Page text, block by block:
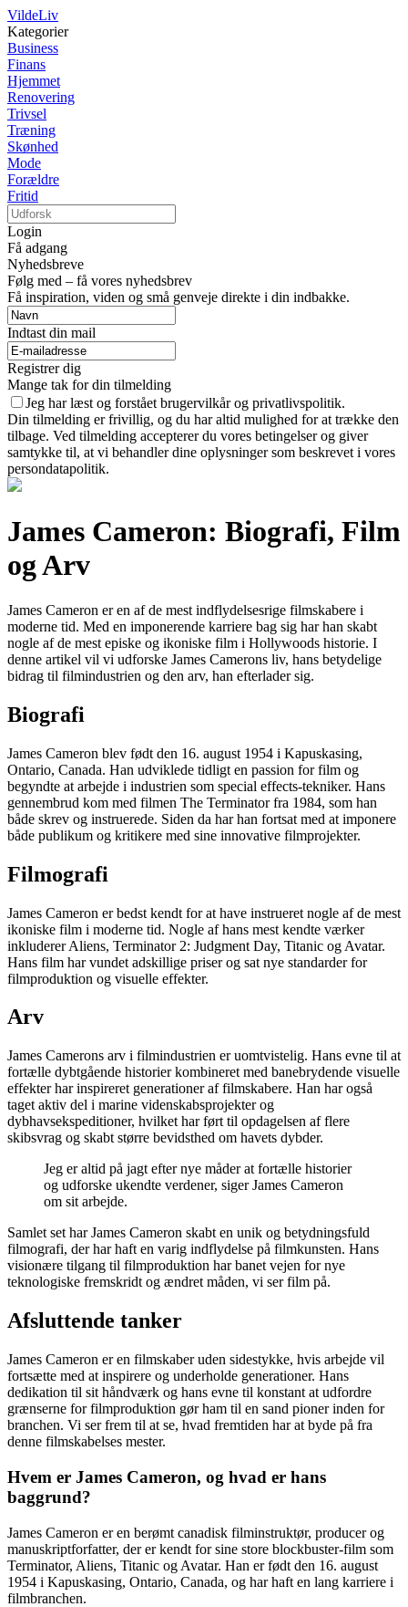
VildeLiv
Kategorier
Business
Finans
Hjemmet
Renovering
Trivsel
Træning
Skønhed
Mode
Forældre
Fritid
Login
Få adgang
Nyhedsbreve
Følg med – få vores nyhedsbrev
Få inspiration, viden og små genveje direkte i din indbakke.
Indtast din mail
Registrer dig
Mange tak for din tilmelding
Jeg har læst og forstået brugervilkår og privatlivspolitik.
Din tilmelding er frivillig, og du har altid mulighed for at trække den
tilbage. Ved tilmelding accepterer du vores betingelser og giver
samtykke til, at vi behandler dine oplysninger som beskrevet i vores
persondatapolitik.
James Cameron: Biografi, Film
og Arv
James Cameron er en af de mest indflydelsesrige filmskabere i
moderne tid. Med en imponerende karriere bag sig har han skabt
nogle af de mest episke og ikoniske film i Hollywoods historie. I
denne artikel vil vi udforske James Camerons liv, hans betydelige
bidrag til filmindustrien og den arv, han efterlader sig.
Biografi
James Cameron blev født den 16. august 1954 i Kapuskasing,
Ontario, Canada. Han udviklede tidligt en passion for film og
begyndte at arbejde i industrien som special effects-tekniker. Hans
gennembrud kom med filmen The Terminator fra 1984, som han
både skrev og instruerede. Siden da har han fortsat med at imponere
både publikum og kritikere med sine innovative filmprojekter.
Filmografi
James Cameron er bedst kendt for at have instrueret nogle af de mest
ikoniske film i moderne tid. Nogle af hans mest kendte værker
inkluderer Aliens, Terminator 2: Judgment Day, Titanic og Avatar.
Hans film har vundet adskillige priser og sat nye standarder for
filmproduktion og visuelle effekter.
Arv
James Camerons arv i filmindustrien er uomtvistelig. Hans evne til at
fortælle dybtgående historier kombineret med banebrydende visuelle
effekter har inspireret generationer af filmskabere. Han har også
taget aktiv del i marine videnskabsprojekter og
dybhavsekspeditioner, hvilket har ført til opdagelsen af flere
skibsvrag og skabt større bevidsthed om havets dybder.
Jeg er altid på jagt efter nye måder at fortælle historier
og udforske ukendte verdener, siger James Cameron
om sit arbejde.
Samlet set har James Cameron skabt en unik og betydningsfuld
filmografi, der har haft en varig indflydelse på filmkunsten. Hans
visionære tilgang til filmproduktion har banet vejen for nye
teknologiske fremskridt og ændret måden, vi ser film på.
Afsluttende tanker
James Cameron er en filmskaber uden sidestykke, hvis arbejde vil
fortsætte med at inspirere og underholde generationer. Hans
dedikation til sit håndværk og hans evne til konstant at udfordre
grænserne for filmproduktion gør ham til en sand pioner inden for
branchen. Vi ser frem til at se, hvad fremtiden har at byde på fra
denne filmskabelses mester.
Hvem er James Cameron, og hvad er hans
baggrund?
James Cameron er en berømt canadisk filminstruktør, producer og
manuskriptforfatter, der er kendt for sine store blockbuster-film som
Terminator, Aliens, Titanic og Avatar. Han er født den 16. august
1954 i Kapuskasing, Ontario, Canada, og har haft en lang karriere i
filmbranchen.